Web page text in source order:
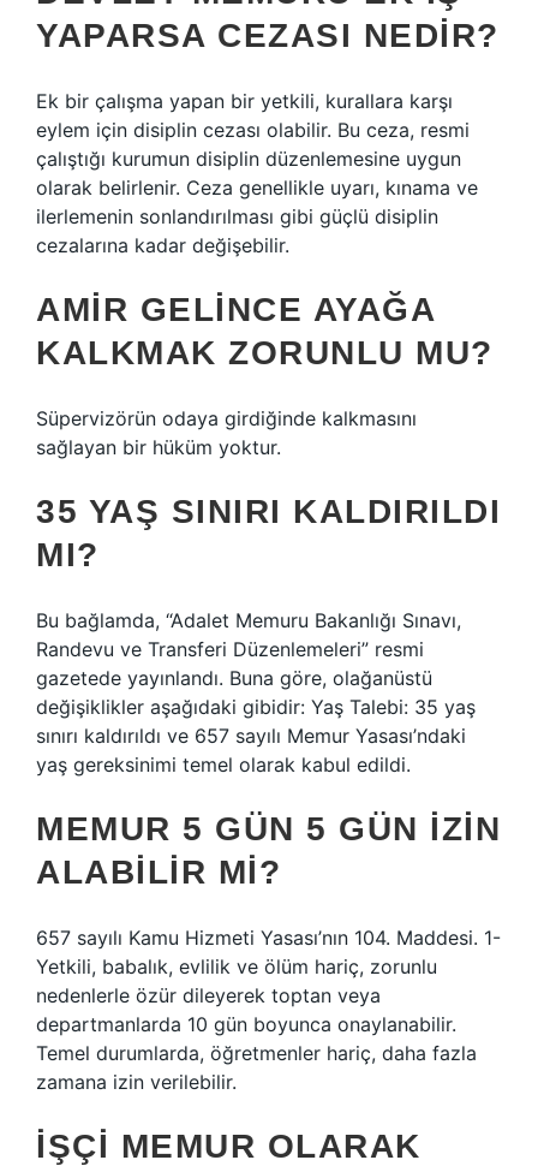
YAPARSA CEZASI NEDIR?
Ek bir çalışma yapan bir yetkili, kurallara karşı
eylem için disiplin cezası olabilir. Bu ceza, resmi
çalıştığı kurumun disiplin düzenlemesine uygun
olarak belirlenir. Ceza genellikle uyarı, kınama ve
ilerlemenin sonlandırılması gibi güçlü disiplin
cezalarına kadar değişebilir.
AMIR GELINCE AYAĞA
KALKMAK ZORUNLU MU?
Süpervizörün odaya girdiğinde kalkmasını
sağlayan bir hüküm yoktur.
35 YAŞ SINIRI KALDIRILDI
MI?
Bu bağlamda, “Adalet Memuru Bakanlığı Sınavı,
Randevu ve Transferi Düzenlemeleri” resmi
gazetede yayınlandı. Buna göre, olağanüstü
değişiklikler aşağıdaki gibidir: Yaş Talebi: 35 yaş
sınırı kaldırıldı ve 657 sayılı Memur Yasası’ndaki
yaş gereksinimi temel olarak kabul edildi.
MEMUR 5 GÜN 5 GÜN IZIN
ALABILIR MI?
657 sayılı Kamu Hizmeti Yasası’nın 104. Maddesi. 1-
Yetkili, babalık, evlilik ve ölüm hariç, zorunlu
nedenlerle özür dileyerek toptan veya
departmanlarda 10 gün boyunca onaylanabilir.
Temel durumlarda, öğretmenler hariç, daha fazla
zamana izin verilebilir.
İŞÇI MEMUR OLARAK